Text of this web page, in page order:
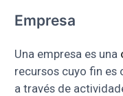
Empresa
Una empresa es una
recursos cuyo fin es
a través de